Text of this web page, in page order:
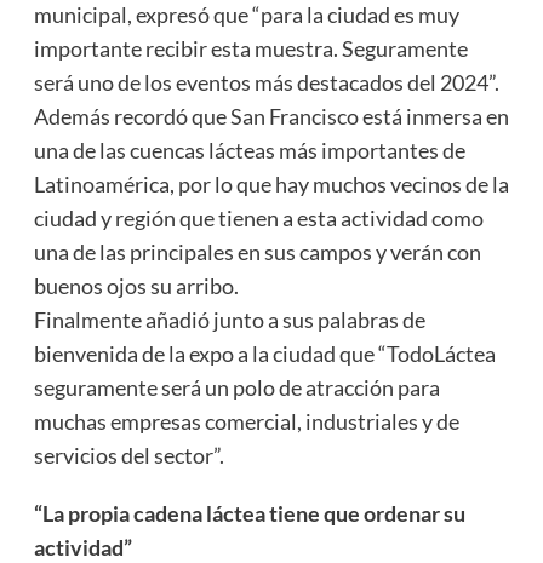
municipal, expresó que “para la ciudad es muy
importante recibir esta muestra. Seguramente
será uno de los eventos más destacados del 2024”.
Además recordó que San Francisco está inmersa en
una de las cuencas lácteas más importantes de
Latinoamérica, por lo que hay muchos vecinos de la
ciudad y región que tienen a esta actividad como
una de las principales en sus campos y verán con
buenos ojos su arribo.
Finalmente añadió junto a sus palabras de
bienvenida de la expo a la ciudad que “TodoLáctea
seguramente será un polo de atracción para
muchas empresas comercial, industriales y de
servicios del sector”.
“La propia cadena láctea tiene que ordenar su
actividad”